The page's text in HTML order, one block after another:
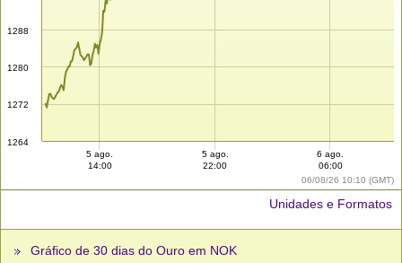
06/08/26 10:10 (GMT)
1264
1272
1280
1288
5 ago.
14:00
5 ago.
22:00
6 ago.
06:00
Unidades e Formatos
Gráfico de 30 dias do Ouro em NOK